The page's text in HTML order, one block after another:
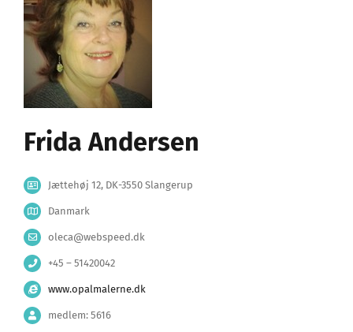
Frida Andersen
Jættehøj 12, DK-3550 Slangerup
Danmark
oleca@webspeed.dk
+45 – 51420042
www.opalmalerne.dk
medlem: 5616